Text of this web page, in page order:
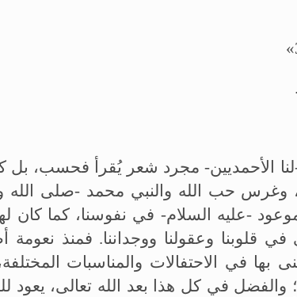
الأحمديين- مجرد شعر يُقرأ فحسب، بل
وغرس حب الله والنبي محمد -صلى
-عليه السلام- في نفوسنا، كما كان لها
قلوبنا وعقولنا ووجداننا. فمنذ نعومة
بها في الاحتفالات والمناسبات
والفضل في كل هذا بعد الله تعالى، يعود